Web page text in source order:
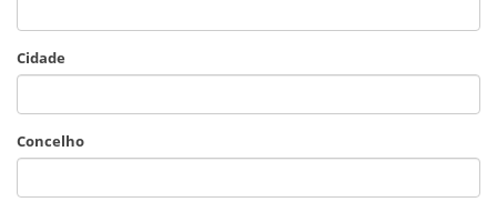
Cidade
Concelho